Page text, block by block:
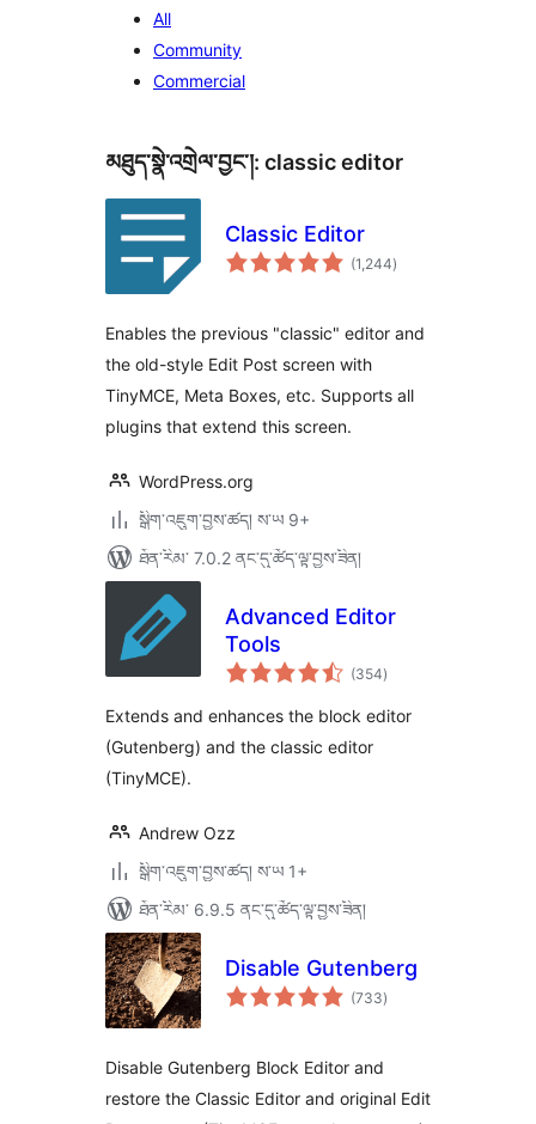
All
Community
Commercial
མཐུད་སྣེ་འགྲེལ་བྱང་།: classic editor
Classic Editor
(1,244གདེང་
འཇོག་
)
Enables the previous "classic" editor and
the old-style Edit Post screen with
TinyMCE, Meta Boxes, etc. Supports all
plugins that extend this screen.
WordPress.org
སྒྲིག་འཇུག་བྱས་ཚད། ས་ཡ 9+
ཐོན་རིམ་ 7.0.2 ནང་དུ་ཚོད་ལྟ་བྱས་ཟིན།
Advanced Editor
Tools
(354གདེང་
འཇོག་
ཚང་།
)
Extends and enhances the block editor
(Gutenberg) and the classic editor
(TinyMCE).
Andrew Ozz
སྒྲིག་འཇུག་བྱས་ཚད། ས་ཡ 1+
ཐོན་རིམ་ 6.9.5 ནང་དུ་ཚོད་ལྟ་བྱས་ཟིན།
Disable Gutenberg
(733གདེང་
འཇོག་
)
Disable Gutenberg Block Editor and
restore the Classic Editor and original Edit